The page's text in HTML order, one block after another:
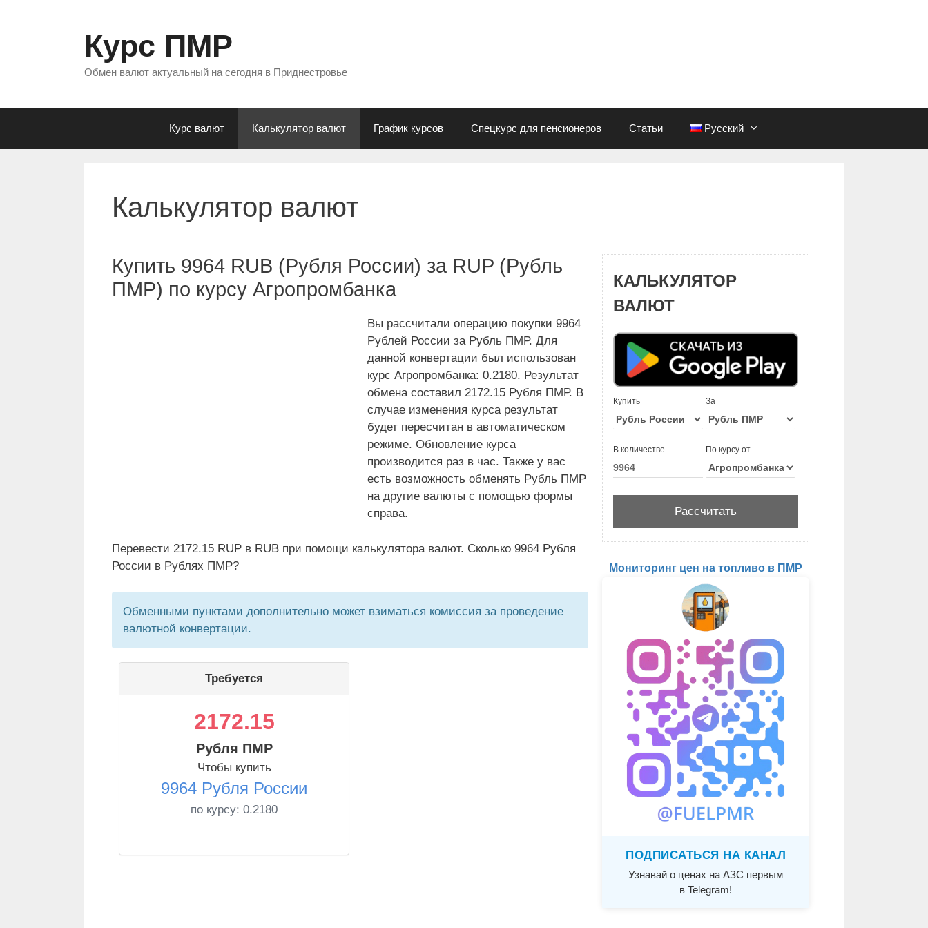
Курс ПМР
Обмен валют актуальный на сегодня в Приднестровье
Курс валют Калькулятор валют График курсов Спецкурс для пенсионеров Статьи Русский
Калькулятор валют
Купить 9964 RUB (Рубля России) за RUP (Рубль
ПМР) по курсу Агропромбанка
Вы рассчитали операцию покупки 9964
Рублей России за Рубль ПМР. Для
данной конвертации был использован
курс Агропромбанка: 0.2180. Результат
обмена составил 2172.15 Рубля ПМР. В
случае изменения курса результат
будет пересчитан в автоматическом
режиме. Обновление курса
производится раз в час. Также у вас
есть возможность обменять Рубль ПМР
на другие валюты с помощью формы
справа.
Перевести 2172.15 RUP в RUB при помощи калькулятора валют. Сколько 9964 Рубля
России в Рублях ПМР?
Обменными пунктами дополнительно может взиматься комиссия за проведение
валютной конвертации.
Требуется
2172.15
Рубля ПМР
Чтобы купить
9964 Рубля России
по курсу: 0.2180
КАЛЬКУЛЯТОР
ВАЛЮТ
Купить За
В количестве По курсу от
Мониторинг цен на топливо в ПМР
ПОДПИСАТЬСЯ НА КАНАЛ
Узнавай о ценах на АЗС первым
в Telegram!